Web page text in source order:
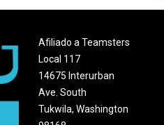
Afiliado a Teamsters
Local 117
14675 Interurban
Ave. South
Tukwila, Washington